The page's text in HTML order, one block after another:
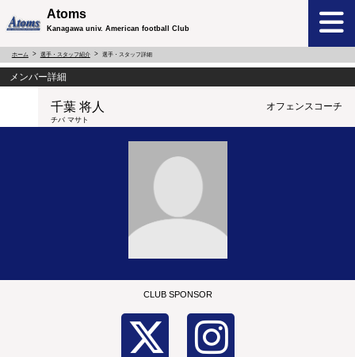
Atoms
Kanagawa univ. American football Club
ホーム 選手・スタッフ紹介 選手・スタッフ詳細
メンバー詳細
千葉 将人
チバ マサト
オフェンスコーチ
CLUB SPONSOR